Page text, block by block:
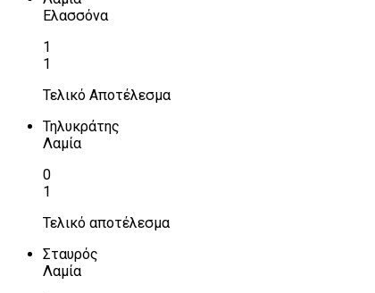
Ελασσόνα
1
1
Τελικό Αποτέλεσμα
Τηλυκράτης
Λαμία
0
1
Τελικό αποτέλεσμα
Σταυρός
Λαμία